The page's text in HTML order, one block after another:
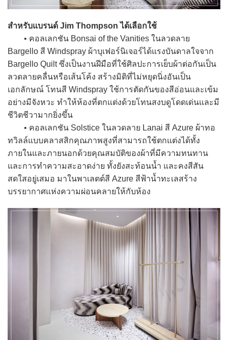
สำหรับแบรนด์ Jim Thompson ได้เลือกใช้
• คอลเลกชัน Bonsai of the Vanities ในลวดลาย
Bargello สี Windspray ผ้าบุเฟอร์นิเจอร์ได้แรงบันดาลใจจาก
Bargello Quilt ซึ่งเป็นงานฝีมือที่ใช้ศิลปะการเย็บผ้าต่อกันเป็น
ลวดลายคลื่นหรือเส้นโค้ง สร้างมิติที่ไม่หยุดนิ่งอันเป็น
เอกลักษณ์ โทนสี Windspray ใช้การตัดกันของสีอ่อนและเข้ม
อย่างมีจังหวะ ทำให้ห้องที่ตกแต่งด้วยโทนสงบดูโดดเด่นและมี
ชีวิตชีวามากยิ่งขึ้น
• คอลเลกชัน Solstice ในลวดลาย Lanai สี Azure ผ้าทอ
ทวิลล์แบบคลาสสิกคุณภาพสูงที่สามารถใช้ตกแต่งได้ทั้ง
ภายในและภายนอกด้วยคุณสมบัติของผ้าที่มีความทนทาน
และการทำความสะอาดง่าย ทั้งยังสะท้อนน้ำ และคงสีสัน
สดใสอยู่เสมอ มาในพาเลตต์สี Azure สีฟ้าน้ำทะเลสร้าง
บรรยากาศแห่งความผ่อนคลายให้กับห้อง